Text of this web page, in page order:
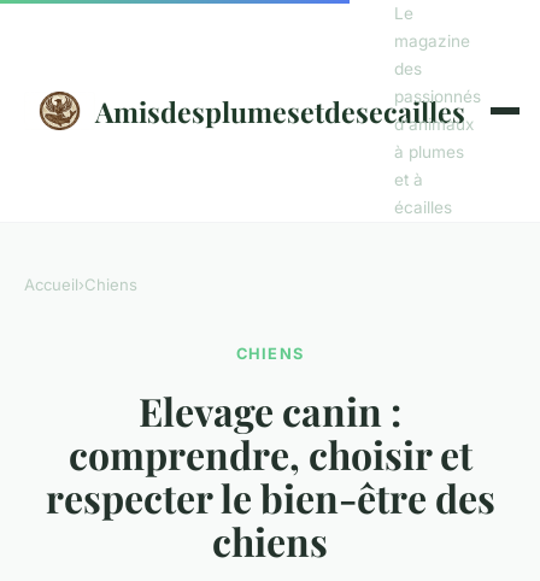
Amisdesplumesetdesecailles
Le
magazine
des
passionnés
d'animaux
à plumes
et à
écailles
Accueil›Chiens
CHIENS
Elevage canin :
comprendre, choisir et
respecter le bien-être des
chiens